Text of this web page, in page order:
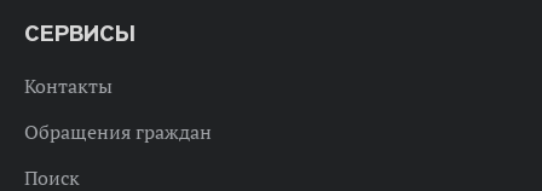
СЕРВИСЫ
Контакты
Обращения граждан
Поиск